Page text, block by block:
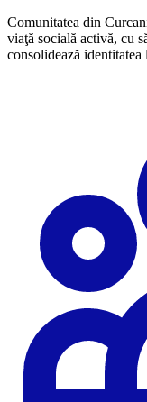
Comunitatea din
viaţă socială activă, cu
consolidează